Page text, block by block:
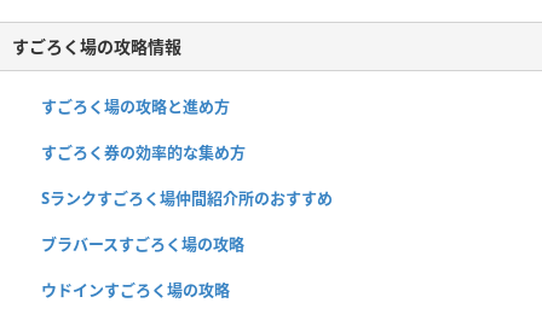
すごろく場の攻略情報
すごろく場の攻略と進め方
すごろく券の効率的な集め方
Sランクすごろく場仲間紹介所のおすすめ
ブラバースすごろく場の攻略
ウドインすごろく場の攻略